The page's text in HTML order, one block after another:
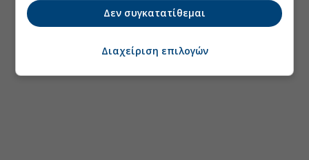
Δεν συγκατατίθεμαι
Διαχείριση επιλογών